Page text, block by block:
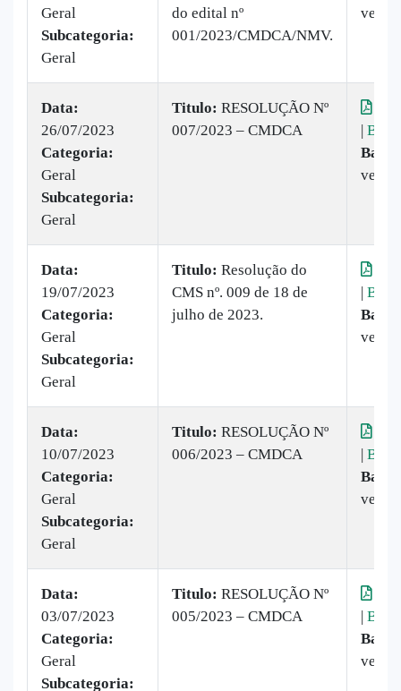
Geral
Subcategoria:
Geral
do edital nº
001/2023/CMDCA/NMV.
vezes
Data:
26/07/2023
Categoria:
Geral
Subcategoria:
Geral
Titulo: RESOLUÇÃO Nº
007/2023 – CMDCA
|
vezes
Data:
19/07/2023
Categoria:
Geral
Subcategoria:
Geral
Titulo: Resolução do
CMS nº. 009 de 18 de
julho de 2023.
|
vezes
Data:
10/07/2023
Categoria:
Geral
Subcategoria:
Geral
Titulo: ​RESOLUÇÃO Nº
006/2023 – CMDCA
|
vezes
Data:
03/07/2023
Categoria:
Geral
Subcategoria:
Titulo: RESOLUÇÃO Nº
005/2023 – CMDCA
|
vezes